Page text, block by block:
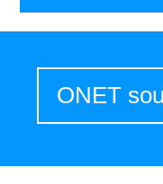
ONET